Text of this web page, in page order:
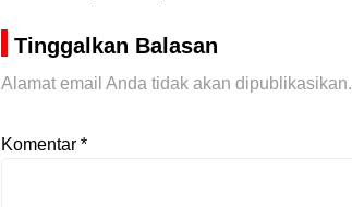
Tinggalkan Balasan
Alamat email Anda tidak akan dipublikasikan.
Komentar *